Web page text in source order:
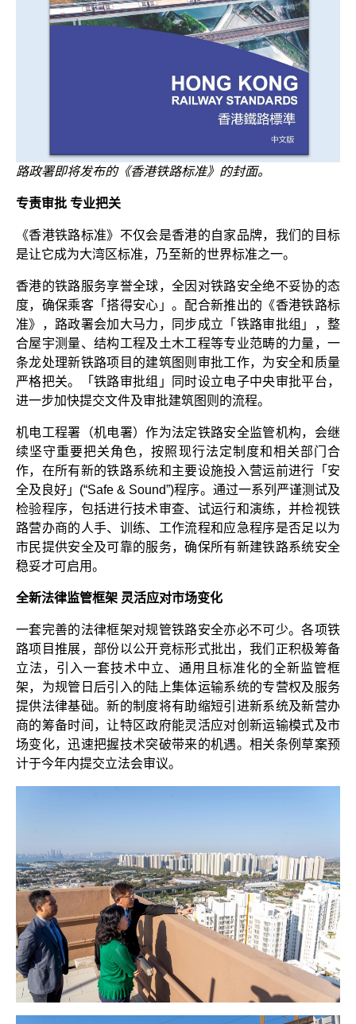
路政署即将发布的《香港铁路标准》的封面。
专责审批 专业把关
《香港铁路标准》不仅会是香港的自家品牌，我们的目标
是让它成为大湾区标准，乃至新的世界标准之一。
香港的铁路服务享誉全球，全因对铁路安全绝不妥协的态
度，确保乘客「搭得安心」。配合新推出的《香港铁路标
准》，路政署会加大马力，同步成立「铁路审批组」，整
合屋宇测量、结构工程及土木工程等专业范畴的力量，一
条龙处理新铁路项目的建筑图则审批工作，为安全和质量
严格把关。「铁路审批组」同时设立电子中央审批平台，
进一步加快提交文件及审批建筑图则的流程。
机电工程署（机电署）作为法定铁路安全监管机构，会继
续坚守重要把关角色，按照现行法定制度和相关部门合
作，在所有新的铁路系统和主要设施投入营运前进行「安
全及良好」(“Safe & Sound”)程序。通过一系列严谨测试及
检验程序，包括进行技术审查、试运行和演练，并检视铁
路营办商的人手、训练、工作流程和应急程序是否足以为
市民提供安全及可靠的服务，确保所有新建铁路系统安全
稳妥才可启用。
全新法律监管框架 灵活应对市场变化
一套完善的法律框架对规管铁路安全亦必不可少。各项铁
路项目推展，部份以公开竞标形式批出，我们正积极筹备
立法，引入一套技术中立、通用且标准化的全新监管框
架，为规管日后引入的陆上集体运输系统的专营权及服务
提供法律基础。新的制度将有助缩短引进新系统及新营办
商的筹备时间，让特区政府能灵活应对创新运输模式及市
场变化，迅速把握技术突破带来的机遇。相关条例草案预
计于今年内提交立法会审议。